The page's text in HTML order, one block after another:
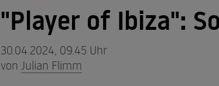
"Player of Ibiza":
30.04.2024, 09.45 Uhr
von Julian Flimm